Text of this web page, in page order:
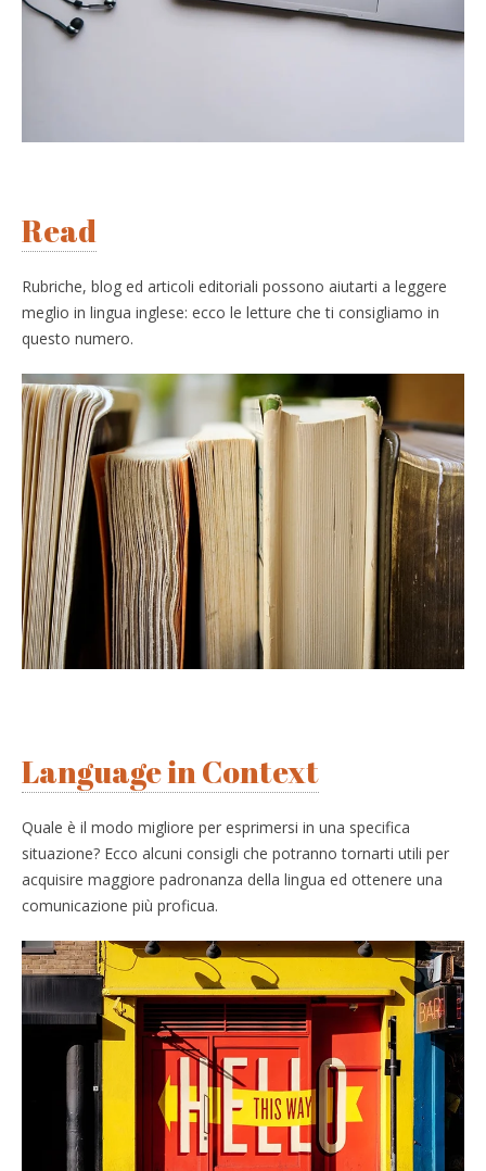
Read
Rubriche, blog ed articoli editoriali possono aiutarti a leggere
meglio in lingua inglese: ecco le letture che ti consigliamo in
questo numero.
Language in Context
Quale è il modo migliore per esprimersi in una specifica
situazione? Ecco alcuni consigli che potranno tornarti utili per
acquisire maggiore padronanza della lingua ed ottenere una
comunicazione più proficua.